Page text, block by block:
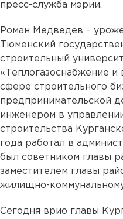
пресс-служба мэрии.
Роман Медведев –
Тюменский
строительный
«Теплогазоснабжение и
сфере строительного
предпринимательской
инженером в
строительства
года работал в
был советником главы
заместителем главы
жилищно-коммунальному
Сегодня врио главы